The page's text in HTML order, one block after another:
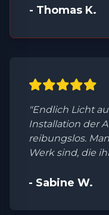
- Thomas K.
"Endlich Licht
Installation der
reibungslos.
Werk sind, die
- Sabine W.